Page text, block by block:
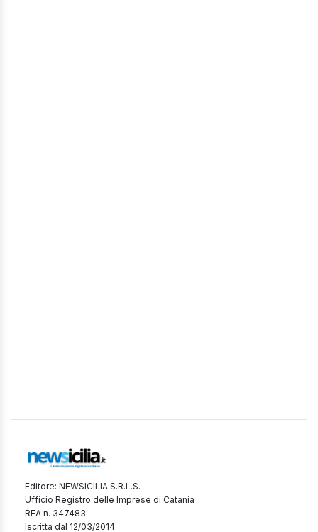
Editore: NEWSICILIA S.R.L.S.
Ufficio Registro delle Imprese di Catania
REA n. 347483
Iscritta dal 12/03/2014